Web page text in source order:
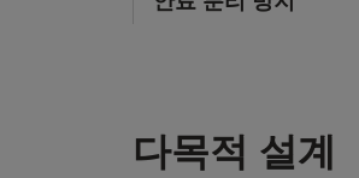
다목적 설계